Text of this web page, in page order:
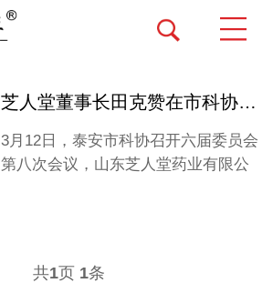
芝人堂董事长田克赞在市科协全委会上作典型发言
3月12日，泰安市科协召开六届委员会
第八次会议，山东芝人堂药业有限公
共1页 1条